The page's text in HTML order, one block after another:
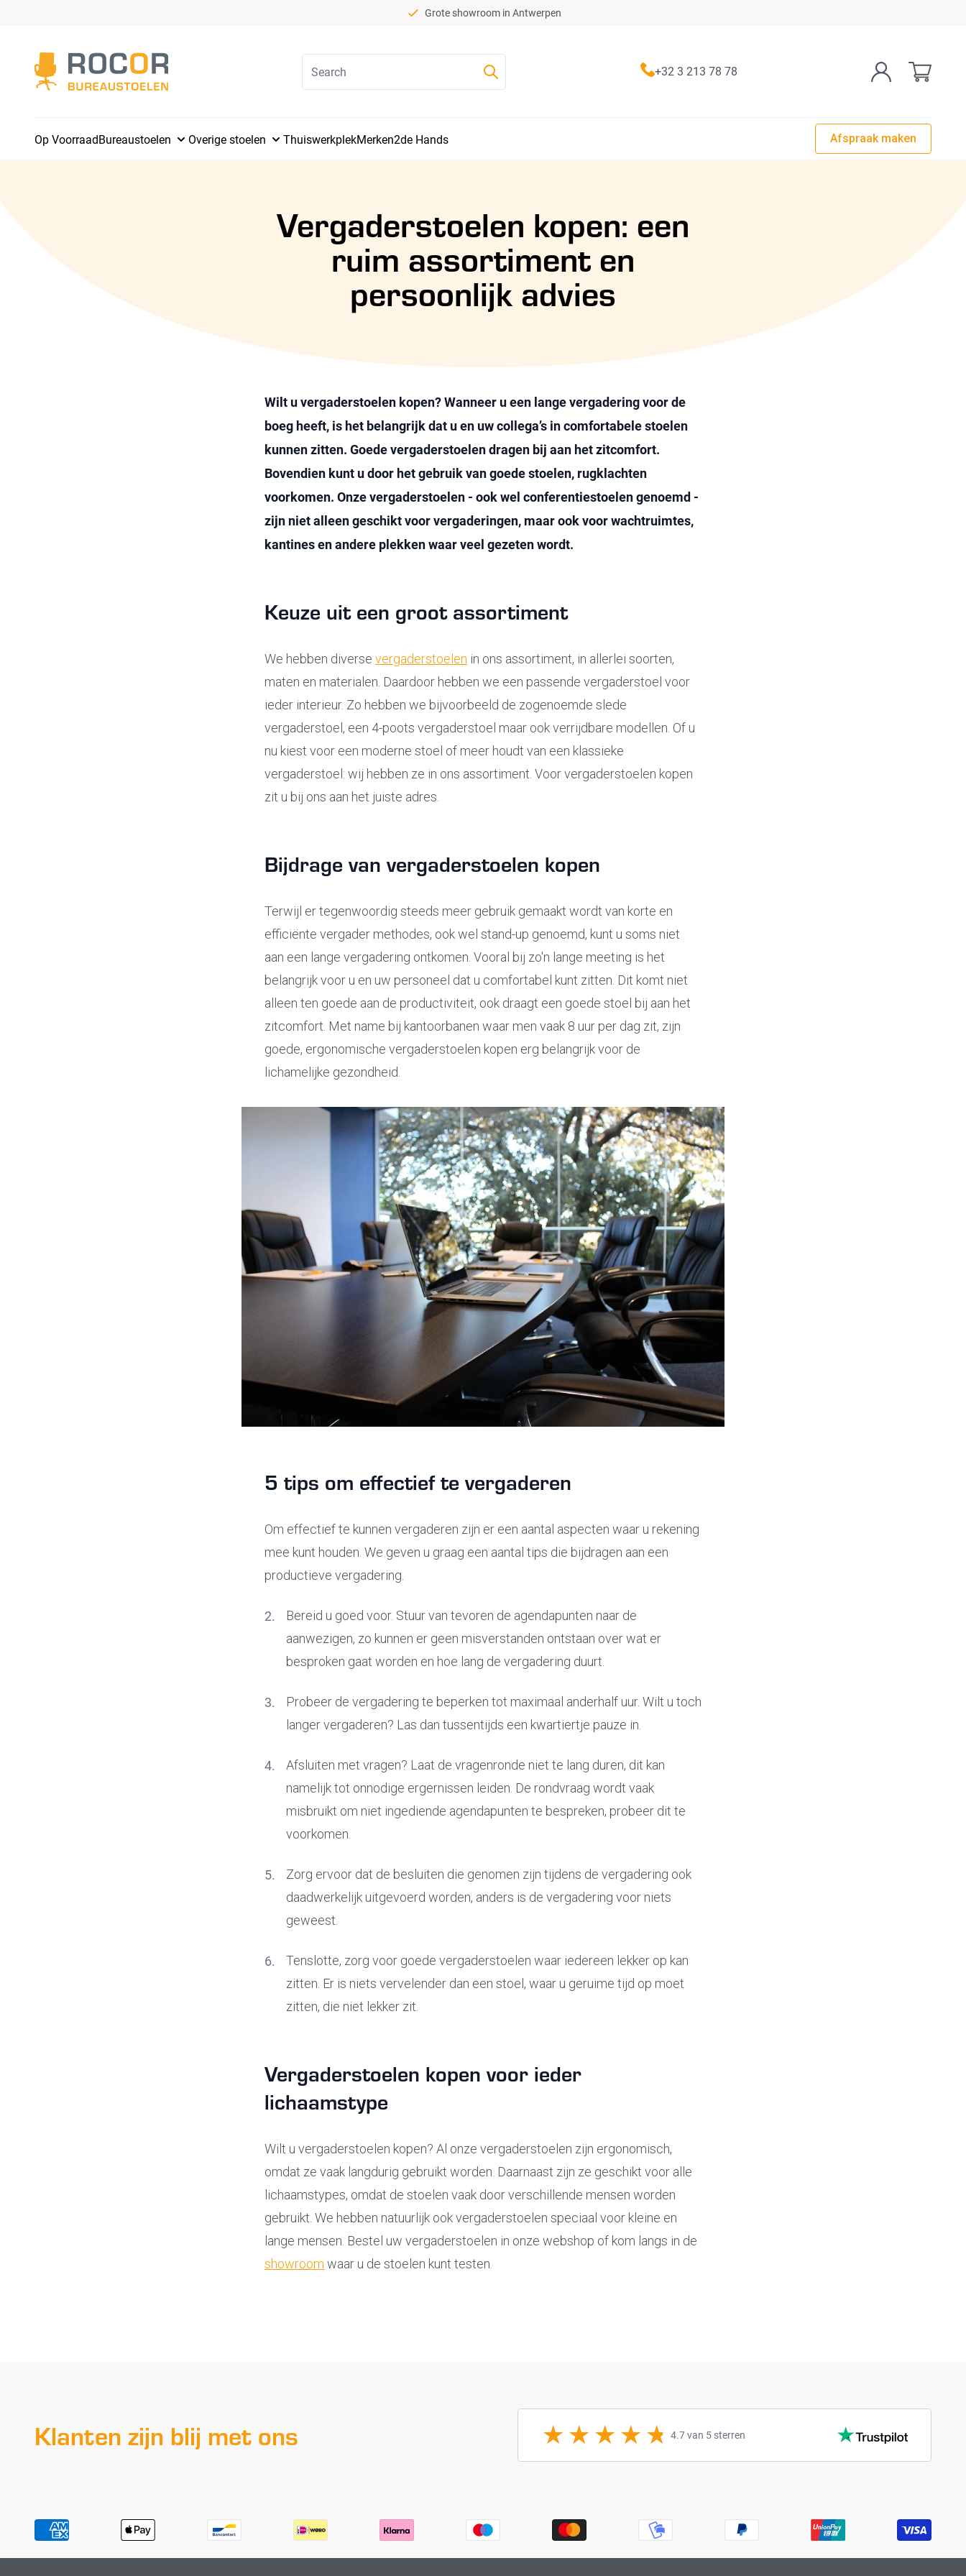
Grote showroom in Antwerpen
+32 3 213 78 78 Account
Op VoorraadBureaustoelen Overige stoelen ThuiswerkplekMerken2de Hands Afspraak maken
Vergaderstoelen kopen: een
ruim assortiment en
persoonlijk advies
Wilt u vergaderstoelen kopen? Wanneer u een lange vergadering voor de
boeg heeft, is het belangrijk dat u en uw collega’s in comfortabele stoelen
kunnen zitten. Goede vergaderstoelen dragen bij aan het zitcomfort.
Bovendien kunt u door het gebruik van goede stoelen, rugklachten
voorkomen. Onze vergaderstoelen - ook wel conferentiestoelen genoemd -
zijn niet alleen geschikt voor vergaderingen, maar ook voor wachtruimtes,
kantines en andere plekken waar veel gezeten wordt.
Keuze uit een groot assortiment
We hebben diverse vergaderstoelen in ons assortiment, in allerlei soorten,
maten en materialen. Daardoor hebben we een passende vergaderstoel voor
ieder interieur. Zo hebben we bijvoorbeeld de zogenoemde slede
vergaderstoel, een 4-poots vergaderstoel maar ook verrijdbare modellen. Of u
nu kiest voor een moderne stoel of meer houdt van een klassieke
vergaderstoel: wij hebben ze in ons assortiment. Voor vergaderstoelen kopen
zit u bij ons aan het juiste adres.
Bijdrage van vergaderstoelen kopen
Terwijl er tegenwoordig steeds meer gebruik gemaakt wordt van korte en
efficiënte vergader methodes, ook wel stand-up genoemd, kunt u soms niet
aan een lange vergadering ontkomen. Vooral bij zo'n lange meeting is het
belangrijk voor u en uw personeel dat u comfortabel kunt zitten. Dit komt niet
alleen ten goede aan de productiviteit, ook draagt een goede stoel bij aan het
zitcomfort. Met name bij kantoorbanen waar men vaak 8 uur per dag zit, zijn
goede, ergonomische vergaderstoelen kopen erg belangrijk voor de
lichamelijke gezondheid.
5 tips om effectief te vergaderen
Om effectief te kunnen vergaderen zijn er een aantal aspecten waar u rekening
mee kunt houden. We geven u graag een aantal tips die bijdragen aan een
productieve vergadering.
Bereid u goed voor. Stuur van tevoren de agendapunten naar de
aanwezigen, zo kunnen er geen misverstanden ontstaan over wat er
besproken gaat worden en hoe lang de vergadering duurt.
Probeer de vergadering te beperken tot maximaal anderhalf uur. Wilt u toch
langer vergaderen? Las dan tussentijds een kwartiertje pauze in.
Afsluiten met vragen? Laat de vragenronde niet te lang duren, dit kan
namelijk tot onnodige ergernissen leiden. De rondvraag wordt vaak
misbruikt om niet ingediende agendapunten te bespreken, probeer dit te
voorkomen.
Zorg ervoor dat de besluiten die genomen zijn tijdens de vergadering ook
daadwerkelijk uitgevoerd worden, anders is de vergadering voor niets
geweest.
Tenslotte, zorg voor goede vergaderstoelen waar iedereen lekker op kan
zitten. Er is niets vervelender dan een stoel, waar u geruime tijd op moet
zitten, die niet lekker zit.
Vergaderstoelen kopen voor ieder
lichaamstype
Wilt u vergaderstoelen kopen? Al onze vergaderstoelen zijn ergonomisch,
omdat ze vaak langdurig gebruikt worden. Daarnaast zijn ze geschikt voor alle
lichaamstypes, omdat de stoelen vaak door verschillende mensen worden
gebruikt. We hebben natuurlijk ook vergaderstoelen speciaal voor kleine en
lange mensen. Bestel uw vergaderstoelen in onze webshop of kom langs in de
showroom waar u de stoelen kunt testen.
Klanten zijn blij met ons 4.7 van 5 sterren
Payment methods